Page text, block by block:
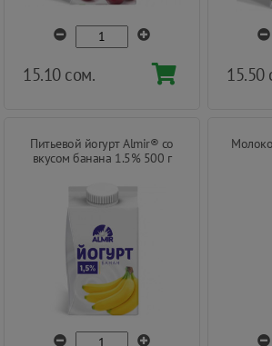
15.10 сом. 15.50
Питьевой йогурт Almir® со
вкусом банана 1.5% 500 г